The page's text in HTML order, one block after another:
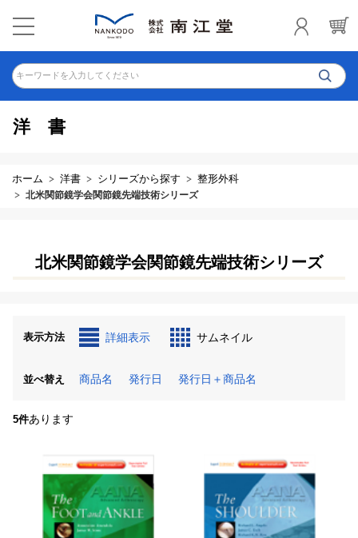
キーワードを入力してください
洋書
ホーム 洋書 シリーズから探す 整形外科
北米関節鏡学会関節鏡先端技術シリーズ
北米関節鏡学会関節鏡先端技術シリーズ
表示方法 詳細表示 サムネイル
並べ替え 商品名 発行日 発行日＋商品名
5件あります